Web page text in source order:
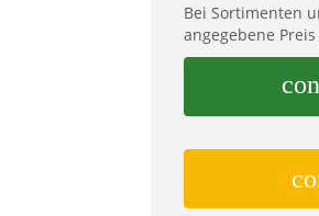
Bei Sortimenten
angegebene